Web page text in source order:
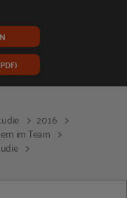
2016
im Team